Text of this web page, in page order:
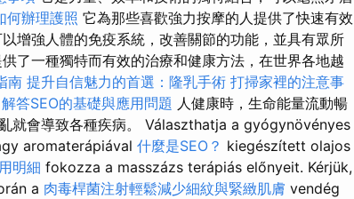
何辦理護照 它為那些喜歡強力按摩的人提供了快速有效
增強人體的免疫系統，改善關節的功能，並具有眾所
了一種獨特而有效的治療和健康方法，在世界各地越
南 提升自信魅力的首選：隆乳手術 打掃家裡的注意事
解答SEO的基礎與應用問題 人健康時，生命能量流動暢
就會導致各種疾病。 Választhatja a gyógynövényes
aromaterápiával 什麼是SEO？ kiegészített olajos
明細 fokozza a masszázs terápiás előnyeit. Kérjük,
a 肉毒桿菌注射輕鬆減少細紋與緊緻肌膚 vendég